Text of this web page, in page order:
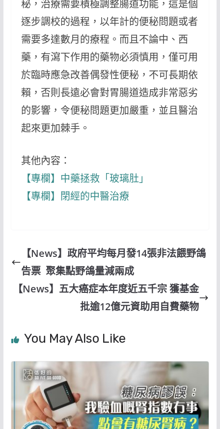
秘，治療需要積極調整腸道功能，這是個
逐步調校的過程，以年計的便秘問題或者
需要多達數月的療程。而且不論中、西
藥，有瀉下作用的藥物必須慎用，僅可用
於臨時應急改善偶發性便秘，不可長期依
賴，否則長遠必會對胃腸道造成非常惡劣
的影響，令便秘問題更加嚴重，並且醫治
起來更加棘手。
其他內容：
【專欄】中藥拯救「玻璃肚」
【專欄】閉經的中醫治療
【News】政府平均每月發14張非法餵野鴿
告票 聚集點野鴿量減兩成
【News】五大癌症本年度近五千宗 獲基金
批逾12億元資助用自費藥物
You May Also Like